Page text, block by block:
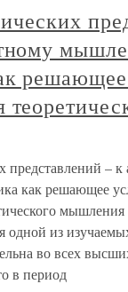
– к
как решающее
мышления
одной из
во всех
в период